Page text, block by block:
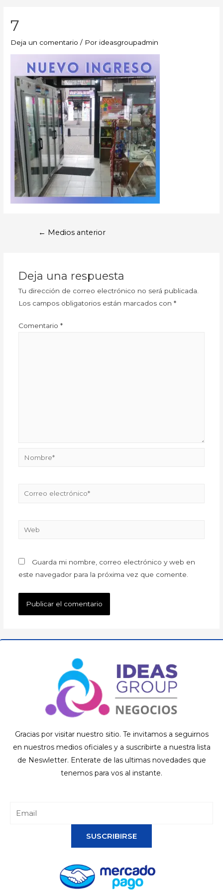
7
Deja un comentario / Por ideasgroupadmin
← Medios anterior
Deja una respuesta
Tu dirección de correo electrónico no será publicada.
Los campos obligatorios están marcados con *
Comentario *
Guarda mi nombre, correo electrónico y web en
este navegador para la próxima vez que comente.
Gracias por visitar nuestro sitio. Te invitamos a seguirnos
en nuestros medios oficiales y a suscribirte a nuestra lista
de Neswletter. Enterate de las ultimas novedades que
tenemos para vos al instante.
SUSCRIBIRSE